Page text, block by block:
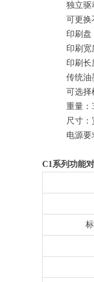
独立驱
可更换
印刷盘
印刷宽
印刷长
传统油
可选择
重量：
尺寸：
电源要
C1系列功能